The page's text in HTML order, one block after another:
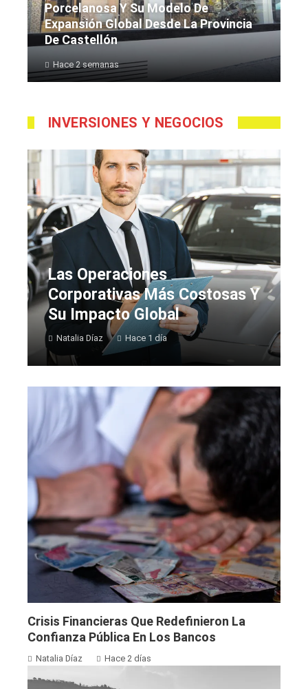
Porcelanosa Y Su Modelo De
Expansión Global Desde La Provincia
De Castellón
Hace 2 semanas
INVERSIONES Y NEGOCIOS
Las Operaciones
Corporativas Más Costosas Y
Su Impacto Global
Natalia Díaz Hace 1 día
Crisis Financieras Que Redefinieron La
Confianza Pública En Los Bancos
Natalia Díaz Hace 2 días